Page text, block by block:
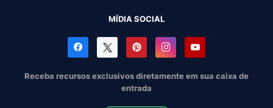
MÍDIA SOCIAL
Receba recursos exclusivos diretamente em sua caixa de
entrada